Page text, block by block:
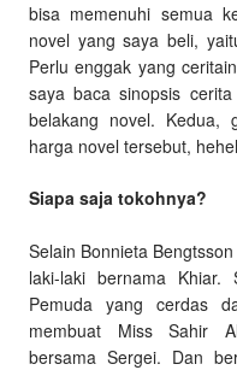
bisa memenuhi semua
novel yang saya beli,
Perlu enggak yang
saya baca sinopsis
belakang novel. Kedua,
harga novel tersebut,
Siapa saja tokohnya?
Selain Bonnieta
laki-laki bernama Khiar.
Pemuda yang cerdas
membuat Miss Sahir
bersama Sergei. Dan